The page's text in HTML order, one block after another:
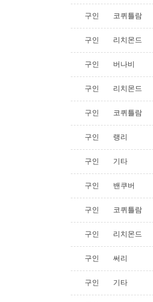
구인 코퀴틀람
구인 리치몬드
구인 버나비
구인 리치몬드
구인 코퀴틀람
구인 랭리
구인 기타
구인 밴쿠버
구인 코퀴틀람
구인 리치몬드
구인 써리
구인 기타